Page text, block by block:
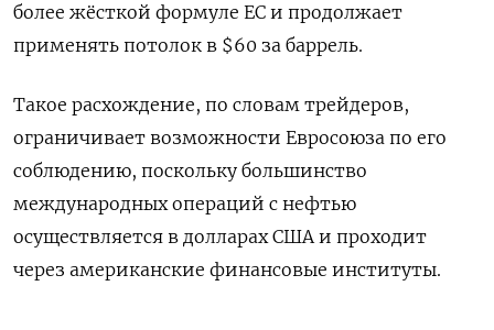
более жёсткой формуле ЕС и продолжает
‌применять потолок в $60 за баррель.
Такое расхождение, по словам трейдеров,
ограничивает возможности Евросоюза по ​его
соблюдению, поскольку большинство
международных операций с нефтью
осуществляется в ‌долларах США и проходит
через американские финансовые институты.